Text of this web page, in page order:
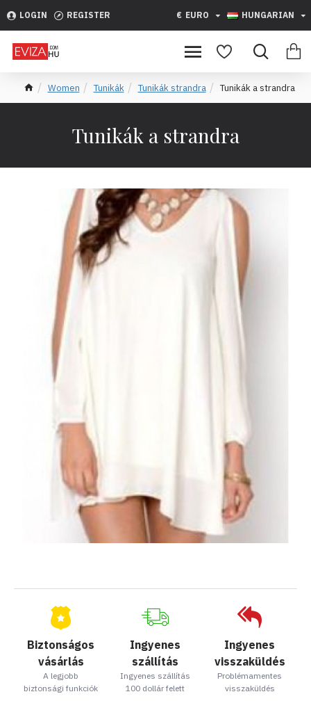
LOGIN REGISTER € EURO HUNGARIAN
Women Tunikák Tunikák strandra Tunikák a strandra
Tunikák a strandra
Biztonságos
vásárlás
A legjobb
biztonsági funkciók
Ingyenes
szállítás
Ingyenes szállítás
100 dollár felett
Ingyenes
visszaküldés
Problémamentes
visszaküldés